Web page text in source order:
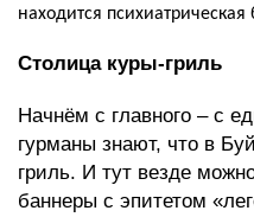
находится
Столица куры-гриль
Начнём с главного – с
гурманы знают, что в
гриль. И тут везде
баннеры с эпитетом